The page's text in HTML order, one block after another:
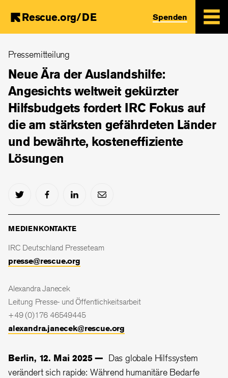
main
content
Rescue.org/DE Spenden
Pressemitteilung
Neue Ära der Auslandshilfe:
Angesichts weltweit gekürzter
Hilfsbudgets fordert IRC Fokus auf
die am stärksten gefährdeten Länder
und bewährte, kosteneffiziente
Lösungen
MEDIENKONTAKTE
IRC Deutschland Presseteam
presse@rescue.org
Alexandra Janecek
Leitung Presse- und Öffentlichkeitsarbeit
+49 (0)176 46549445
alexandra.janecek@rescue.org
Berlin, 12. Mai 2025 — Das globale Hilfssystem
verändert sich rapide: Während humanitäre Bedarfe